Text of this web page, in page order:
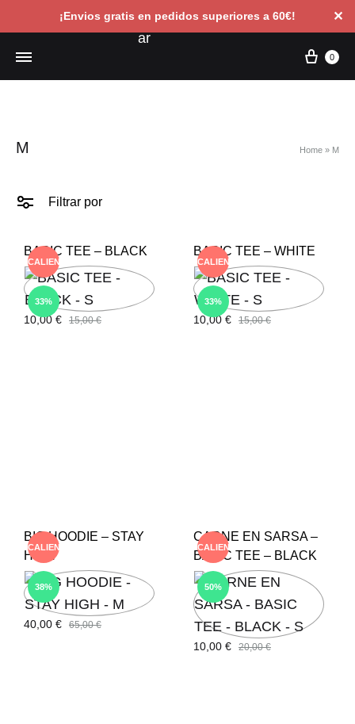
¡Envios gratis en pedidos superiores a 60€! ✕
0
M Home » M
Filtrar por
CALIENTE
33%
BASIC TEE – BLACK
10,00 € 15,00€
CALIENTE
33%
BASIC TEE – WHITE
10,00 € 15,00€
CALIENTE
38%
BIG HOODIE – STAY
HIGH
40,00 € 65,00€
CALIENTE
50%
CARNE EN SARSA –
BASIC TEE – BLACK
10,00 € 20,00€